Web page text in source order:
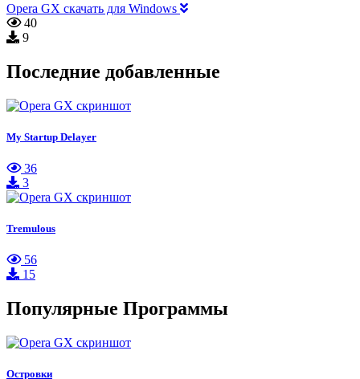
Opera GX скачать для Windows
40
9
Последние добавленные
My Startup Delayer
36
3
Tremulous
56
15
Популярные Программы
Островки